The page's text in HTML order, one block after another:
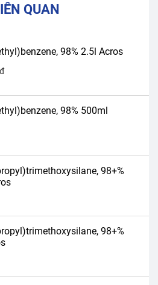
QUAN
98% 2.5l Acros
98% 500ml
98+%
98+%